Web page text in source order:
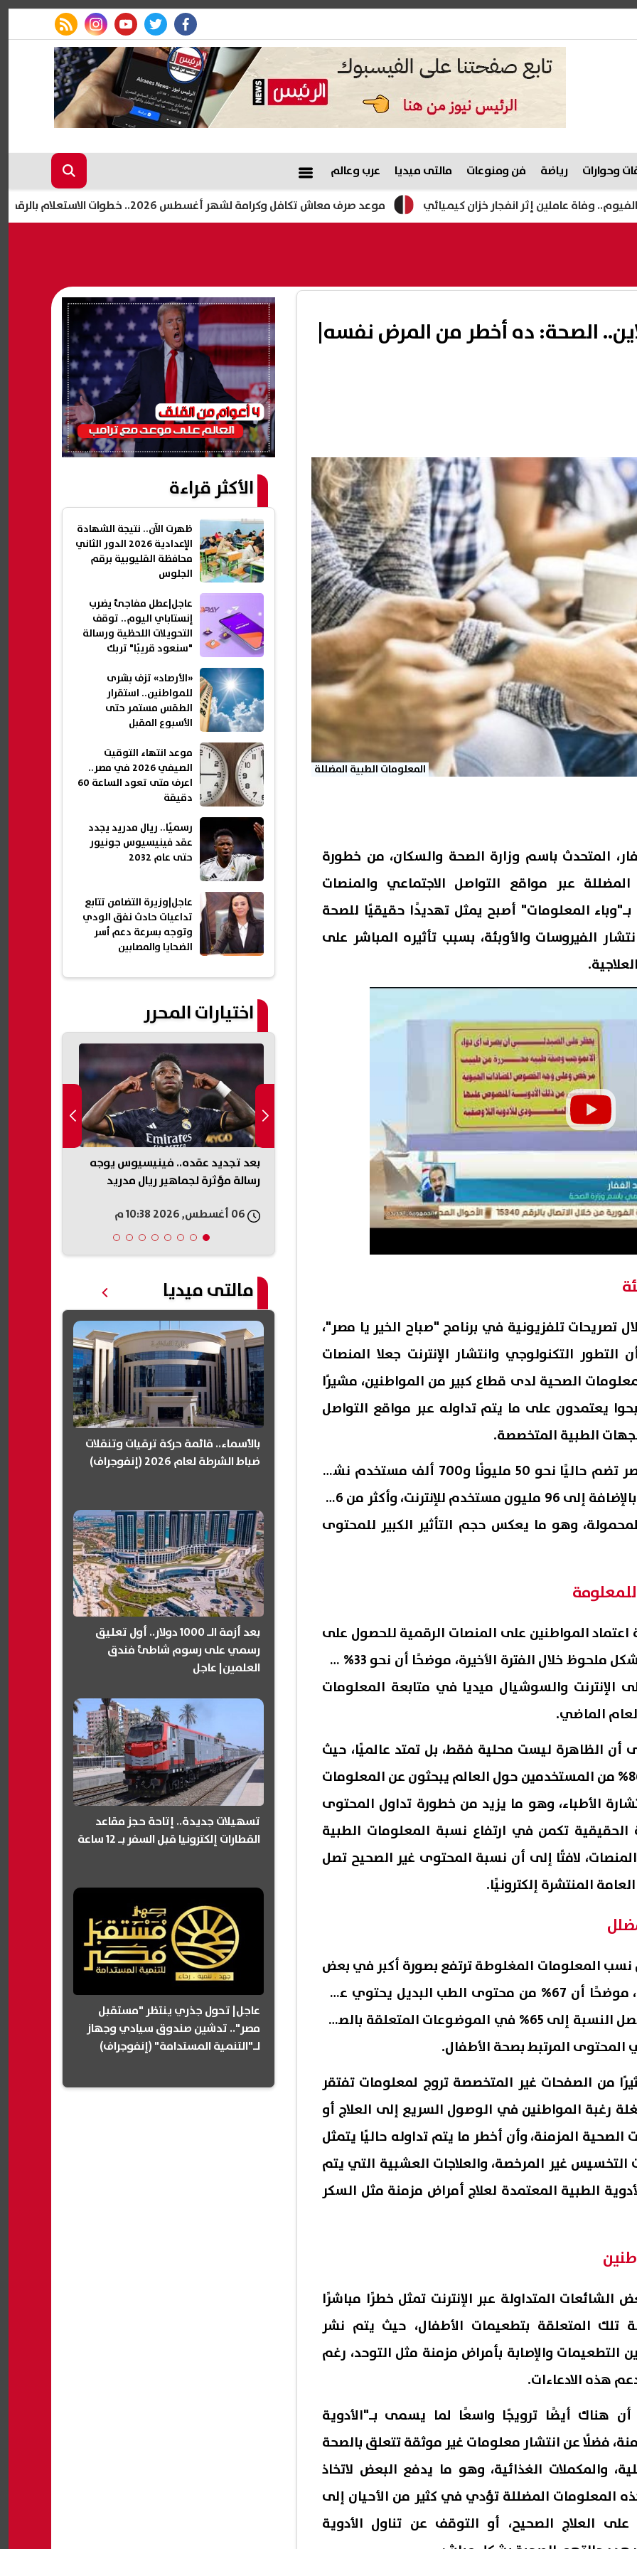
facebook
twitter
youtube
instagram
rss feed
وحوارات رياضة فن ومنوعات مالتى ميديا عرب وعالم
موعد صرف معاش تكافل وكرامة لشهر أغسطس 2026.. خطوات الاستعلام بالرقم القومي إثر انفجار خزان كيميائي
الصحة: ده أخطر من المرض نفسه|
المعلومات الطبية المضللة
المتحدث باسم وزارة الصحة والسكان، من خطورة
عبر مواقع التواصل الاجتماعي والمنصات
المعلومات" أصبح يمثل تهديدًا حقيقيًا للصحة
الفيروسات والأوبئة، بسبب تأثيره المباشر على
تصريحات تلفزيونية في برنامج "صباح الخير يا مصر"،
التطور التكنولوجي وانتشار الإنترنت جعلا المنصات
الصحية لدى قطاع كبير من المواطنين، مشيرًا
يعتمدون على ما يتم تداوله عبر مواقع التواصل
الطبية المتخصصة.
وأضاف متحدث الصحة، أن مصر تضم حاليًا نحو 50 مليونًا و700 ألف مستخدم نشط
لمواقع التواصل الاجتماعي، بالإضافة إلى 96 مليون مستخدم للإنترنت، وأكثر من 106
وهو ما يعكس حجم التأثير الكبير للمحتوى
المواطنين على المنصات الرقمية للحصول على
المعلومات الطبية ارتفعت بشكل ملحوظ خلال الفترة الأخيرة، موضحًا أن نحو 33% من
الإنترنت والسوشيال ميديا في متابعة المعلومات
أن الظاهرة ليست محلية فقط، بل تمتد عالميًا، حيث
تشير الدراسات إلى أن نحو 86% من المستخدمين حول العالم يبحثون عن المعلومات
الأطباء، وهو ما يزيد من خطورة تداول المحتوى
الحقيقية تكمن في ارتفاع نسبة المعلومات الطبية
لافتًا إلى أن نسبة المحتوى غير الصحيح تصل
المعلومات المغلوطة ترتفع بصورة أكبر في بعض
التخصصات الطبية الحساسة، موضحًا أن 67% من محتوى الطب البديل يحتوي على
معلومات غير دقيقة، بينما تصل النسبة إلى 65% في الموضوعات المتعلقة بالصحة
من الصفحات غير المتخصصة تروج لمعلومات تفتقر
المواطنين في الوصول السريع إلى العلاج أو
المزمنة، وأن أخطر ما يتم تداوله حاليًا يتمثل
التخسيس غير المرخصة، والعلاجات العشبية التي يتم
للأدوية الطبية المعتمدة لعلاج أمراض مزمنة مثل السكر
المتداولة عبر الإنترنت تمثل خطرًا مباشرًا
تلك المتعلقة بتطعيمات الأطفال، حيث يتم نشر
التطعيمات والإصابة بأمراض مزمنة مثل التوحد، رغم
هذه الادعاءات.
هناك أيضًا ترويجًا واسعًا لما يسمى بـ"الأدوية
فضلًا عن انتشار معلومات غير موثقة تتعلق بالصحة
والمكملات الغذائية، وهو ما يدفع البعض لاتخاذ
المعلومات المضللة تؤدي في كثير من الأحيان إلى
العلاج الصحيح، أو التوقف عن تناول الأدوية
الأكثر قراءة
ظهرت الآن.. نتيجة الشهادة
الإعدادية 2026 الدور الثاني
محافظة القليوبية برقم
الجلوس
عاجل|عطل مفاجئ يضرب
إنستاباي اليوم.. توقف
التحويلات اللحظية ورسالة
"سنعود قريبًا" تربك
«الأرصاد» تزف بشرى
للمواطنين.. استقرار
الطقس مستمر حتى
الأسبوع المقبل
موعد انتهاء التوقيت
الصيفي 2026 في مصر..
اعرف متى تعود الساعة 60
دقيقة
رسميًا.. ريال مدريد يجدد
عقد فينيسيوس جونيور
حتى عام 2032
عاجل|وزيرة التضامن تتابع
تداعيات حادث نفق الودي
وتوجه بسرعة دعم أسر
الضحايا والمصابين
اختيارات المحرر
توقف التحويلات اللحظية
"سنعود قريبًا" تربك
بعد تجديد عقده.. فينيسيوس يوجه
رسالة مؤثرة لجماهير ريال مدريد
06 أغسطس, 2026 10:38 م
أسعار السلع التموينية أغسطس
2026.. الزيت والسكر والمكرونة ضمن
06 أغسطس, 2026 10:35 م
مالتى ميديا
بالأسماء.. قائمة حركة ترقيات وتنقلات
ضباط الشرطة لعام 2026 (إنفوجراف)
بعد أزمة الـ 1000 دولار.. أول تعليق
رسمي على رسوم شاطئ فندق
العلمين| عاجل
تسهيلات جديدة.. إتاحة حجز مقاعد
القطارات إلكترونيا قبل السفر بـ 12 ساعة
عاجل| تحول جذري ينتظر "مستقبل
مصر".. تدشين صندوق سيادي وجهاز
لـ"التنمية المستدامة" (إنفوجراف)